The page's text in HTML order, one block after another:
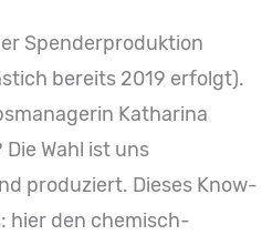
Spenderproduktion
bereits 2019 erfolgt).
Katharina
Wahl ist uns
produziert. Dieses Know-
hier den chemisch-